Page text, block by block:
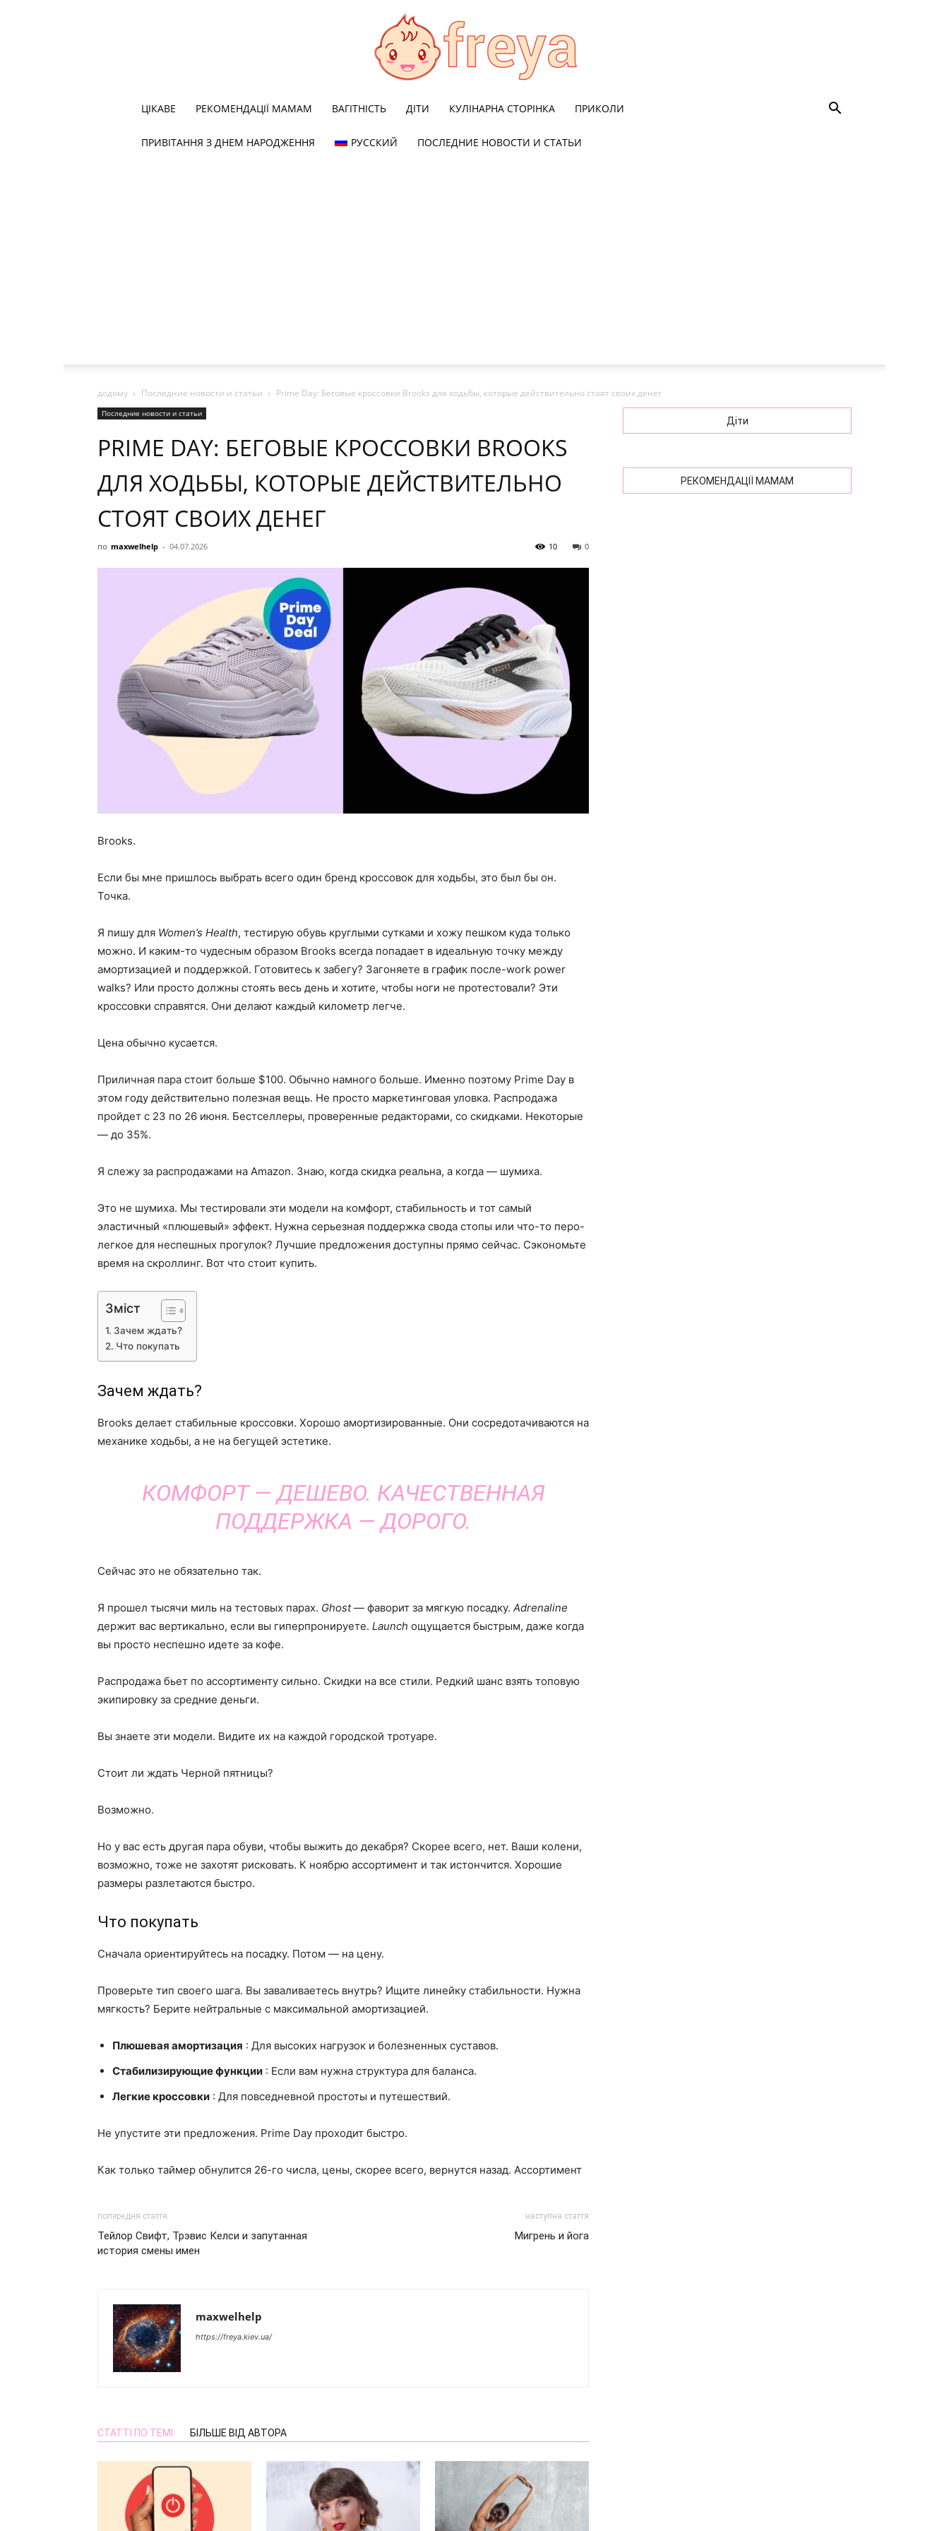
ЦІКАВЕ РЕКОМЕНДАЦІЇ МАМАМ ВАГІТНІСТЬ ДІТИ КУЛІНАРНА СТОРІНКА ПРИКОЛИ
ПРИВІТАННЯ З ДНЕМ НАРОДЖЕННЯ РУССКИЙ ПОСЛЕДНИЕ НОВОСТИ И СТАТЬИ
додому Последние новости и статьи Prime Day: Беговые кроссовки Brooks для ходьбы, которые действительно стоят своих денег
Последние новости и статьи
PRIME DAY: БЕГОВЫЕ КРОССОВКИ BROOKS
ДЛЯ ХОДЬБЫ, КОТОРЫЕ ДЕЙСТВИТЕЛЬНО
СТОЯТ СВОИХ ДЕНЕГ
по maxwelhelp - 04.07.2026 0
10
Brooks.
Если бы мне пришлось выбрать всего один бренд кроссовок для ходьбы, это был бы он.
Точка.
Я пишу для Women’s Health, тестирую обувь круглыми сутками и хожу пешком куда только
можно. И каким-то чудесным образом Brooks всегда попадает в идеальную точку между
амортизацией и поддержкой. Готовитесь к забегу? Загоняете в график после-work power
walks? Или просто должны стоять весь день и хотите, чтобы ноги не протестовали? Эти
кроссовки справятся. Они делают каждый километр легче.
Цена обычно кусается.
Приличная пара стоит больше $100. Обычно намного больше. Именно поэтому Prime Day в
этом году действительно полезная вещь. Не просто маркетинговая уловка. Распродажа
пройдет с 23 по 26 июня. Бестселлеры, проверенные редакторами, со скидками. Некоторые
— до 35%.
Я слежу за распродажами на Amazon. Знаю, когда скидка реальна, а когда — шумиха.
Это не шумиха. Мы тестировали эти модели на комфорт, стабильность и тот самый
эластичный «плюшевый» эффект. Нужна серьезная поддержка свода стопы или что-то перо-
легкое для неспешных прогулок? Лучшие предложения доступны прямо сейчас. Сэкономьте
время на скроллинг. Вот что стоит купить.
Зміст
Зачем ждать?
Что покупать
Зачем ждать?
Brooks делает стабильные кроссовки. Хорошо амортизированные. Они сосредотачиваются на
механике ходьбы, а не на бегущей эстетике.
КОМФОРТ — ДЕШЕВО. КАЧЕСТВЕННАЯ
ПОДДЕРЖКА — ДОРОГО.
Сейчас это не обязательно так.
Я прошел тысячи миль на тестовых парах. Ghost— фаворит за мягкую посадку. Adrenaline
держит вас вертикально, если вы гиперпронируете. Launch ощущается быстрым, даже когда
вы просто неспешно идете за кофе.
Распродажа бьет по ассортименту сильно. Скидки на все стили. Редкий шанс взять топовую
экипировку за средние деньги.
Вы знаете эти модели. Видите их на каждой городской тротуаре.
Стоит ли ждать Черной пятницы?
Возможно.
Но у вас есть другая пара обуви, чтобы выжить до декабря? Скорее всего, нет. Ваши колени,
возможно, тоже не захотят рисковать. К ноябрю ассортимент и так истончится. Хорошие
размеры разлетаются быстро.
Что покупать
Сначала ориентируйтесь на посадку. Потом — на цену.
Проверьте тип своего шага. Вы заваливаетесь внутрь? Ищите линейку стабильности. Нужна
мягкость? Берите нейтральные с максимальной амортизацией.
Плюшевая амортизация : Для высоких нагрузок и болезненных суставов.
Стабилизирующие функции : Если вам нужна структура для баланса.
Легкие кроссовки : Для повседневной простоты и путешествий.
Не упустите эти предложения. Prime Day проходит быстро.
Как только таймер обнулится 26-го числа, цены, скорее всего, вернутся назад. Ассортимент
попередня стаття
Тейлор Свифт, Трэвис Келси и запутанная
история смены имен
наступна стаття
Мигрень и йога
maxwelhelp
https://freya.kiev.ua/
СТАТТІ ПО ТЕМІ БІЛЬШЕ ВІД АВТОРА
Діти
РЕКОМЕНДАЦІЇ МАМАМ